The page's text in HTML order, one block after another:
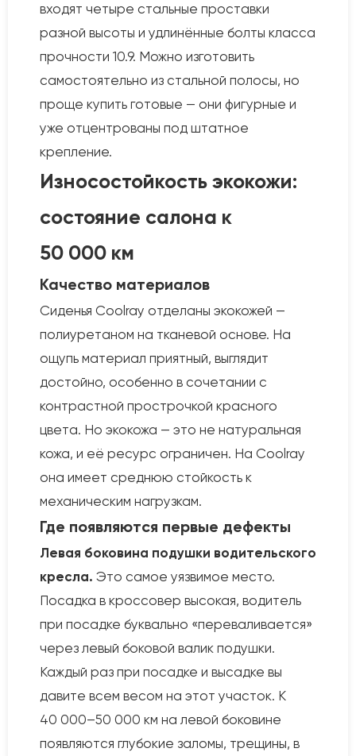
входят четыре стальные проставки
разной высоты и удлинённые болты класса
прочности 10.9. Можно изготовить
самостоятельно из стальной полосы, но
проще купить готовые — они фигурные и
уже отцентрованы под штатное
крепление.
Износостойкость экокожи:
состояние салона к
50 000 км
Качество материалов
Сиденья Coolray отделаны экокожей —
полиуретаном на тканевой основе. На
ощупь материал приятный, выглядит
достойно, особенно в сочетании с
контрастной прострочкой красного
цвета. Но экокожа — это не натуральная
кожа, и её ресурс ограничен. На Coolray
она имеет среднюю стойкость к
механическим нагрузкам.
Где появляются первые дефекты
Левая боковина подушки водительского
кресла. Это самое уязвимое место.
Посадка в кроссовер высокая, водитель
при посадке буквально «переваливается»
через левый боковой валик подушки.
Каждый раз при посадке и высадке вы
давите всем весом на этот участок. К
40 000–50 000 км на левой боковине
появляются глубокие заломы, трещины, в